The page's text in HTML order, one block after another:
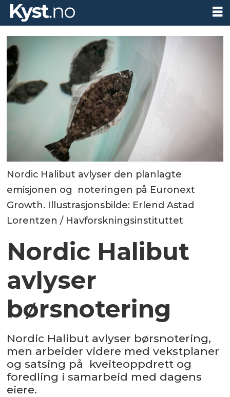
Nordic Halibut avlyser den planlagte
emisjonen og noteringen på Euronext
Growth. Illustrasjonsbilde: Erlend Astad
Lorentzen / Havforskningsinstituttet
Nordic Halibut
avlyser
børsnotering
Nordic Halibut avlyser børsnotering,
men arbeider videre med vekstplaner
og satsing på kveiteoppdrett og
foredling i samarbeid med dagens
eiere.